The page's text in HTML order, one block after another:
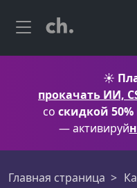
☀️
прокачать ИИ,
со скидкой 50%
— активируй
Главная страница